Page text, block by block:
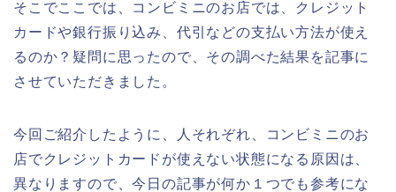
そこでここでは、コンビミニのお店では、クレジット
カードや銀行振り込み、代引などの支払い方法が使え
るのか？疑問に思ったので、その調べた結果を記事に
させていただきました。
今回ご紹介したように、人それぞれ、コンビミニのお
店でクレジットカードが使えない状態になる原因は、
異なりますので、今日の記事が何か１つでも参考にな